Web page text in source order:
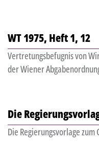
WT 1975, Heft 1, 12
Vertretungsbefugnis von
der Wiener
Die
Die Regierungsvorlage zum